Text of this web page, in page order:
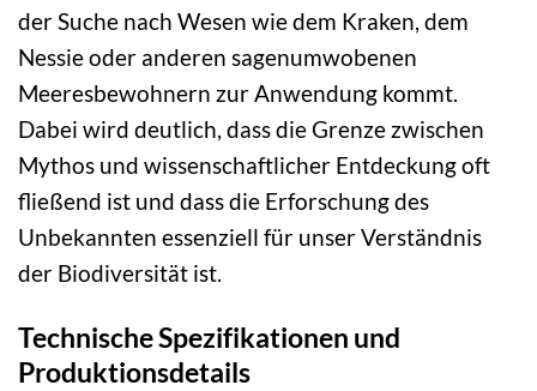
der Suche nach Wesen wie dem Kraken, dem
Nessie oder anderen sagenumwobenen
Meeresbewohnern zur Anwendung kommt.
Dabei wird deutlich, dass die Grenze zwischen
Mythos und wissenschaftlicher Entdeckung oft
fließend ist und dass die Erforschung des
Unbekannten essenziell für unser Verständnis
der Biodiversität ist.
Technische Spezifikationen und
Produktionsdetails